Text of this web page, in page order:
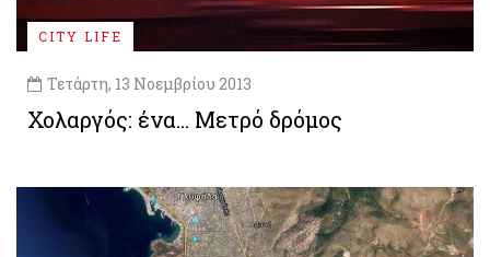
CITY LIFE
Τετάρτη, 13 Νοεμβρίου 2013
Χολαργός: ένα... Μετρό δρόμος